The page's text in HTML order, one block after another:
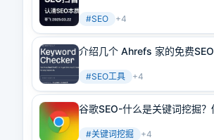
#SEO +4
介绍几个 Ahrefs 家的免费
#SEO工具 +4
谷歌SEO-什么是关键词挖掘？
#关键词挖掘 +4